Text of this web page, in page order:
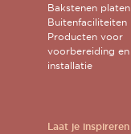
Bakstenen platen
Buitenfaciliteiten
Producten voor
voorbereiding en
installatie
Laat je inspireren